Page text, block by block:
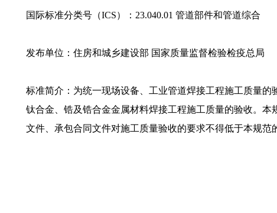
国际标准分类号（ICS）：23.040.01 管道部件和管道综合
发布单位：住房和城乡建设部 国家质量监督检验检疫总局
标准简介：为统一现场设备、工业管道焊接工程施工质量
钛合金、锆及锆合金金属材料焊接工程施工质量的验收。
文件、承包合同文件对施工质量验收的要求不得低于本规范